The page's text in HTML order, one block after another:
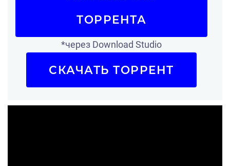
ТОРРЕНТА
*через Download Studio
СКАЧАТЬ ТОРРЕНТ